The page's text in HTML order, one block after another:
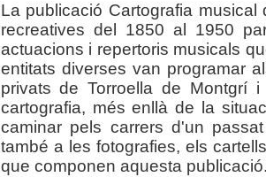
La publicació Cartografia
recreatives del 1850 al 1950
actuacions i repertoris musicals
entitats diverses van programar
privats de Torroella de Montgrí
cartografia, més enllà de la
caminar pels carrers d'un
també a les fotografies, els
que componen aquesta